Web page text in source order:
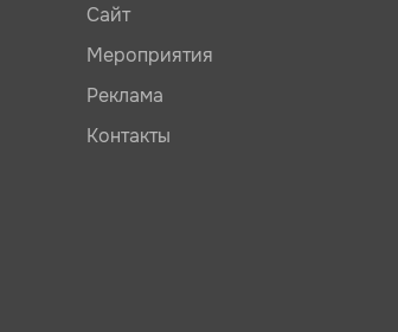
Сайт
Мероприятия
Реклама
Контакты